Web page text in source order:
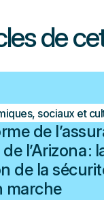
de
sociaux et
de
l’Arizona :
de la
marche